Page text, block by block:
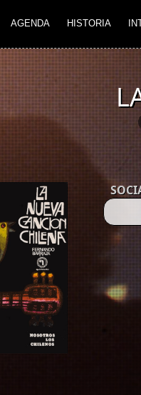
AGENDA HISTORIA